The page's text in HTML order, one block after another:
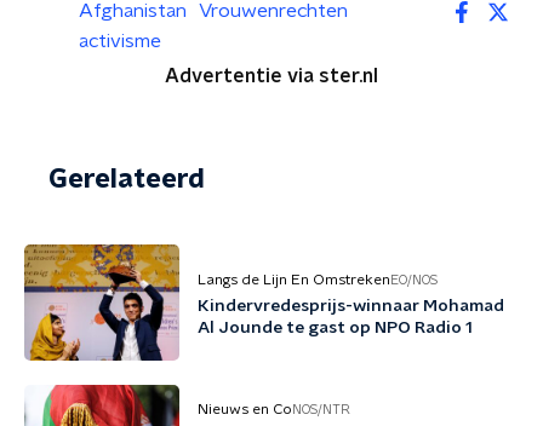
Afghanistan
Vrouwenrechten
activisme
Advertentie via ster.nl
Gerelateerd
Langs de Lijn En Omstreken EO/NOS
Kindervredesprijs-winnaar Mohamad
Al Jounde te gast op NPO Radio 1
Nieuws en Co NOS/NTR